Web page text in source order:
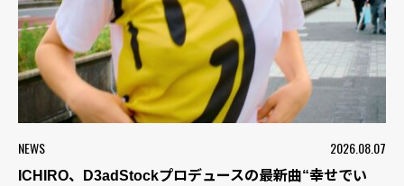
NEWS 2026.08.07
ICHIRO、D3adStockプロデュースの最新曲“幸せでい